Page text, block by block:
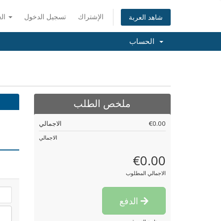
تسجيل الدخول الإشتراك شاهد العربة
ملخص الطلب
الاجمالي €0.00
الاجمالي
€0.00
الاجمالي المطلوب